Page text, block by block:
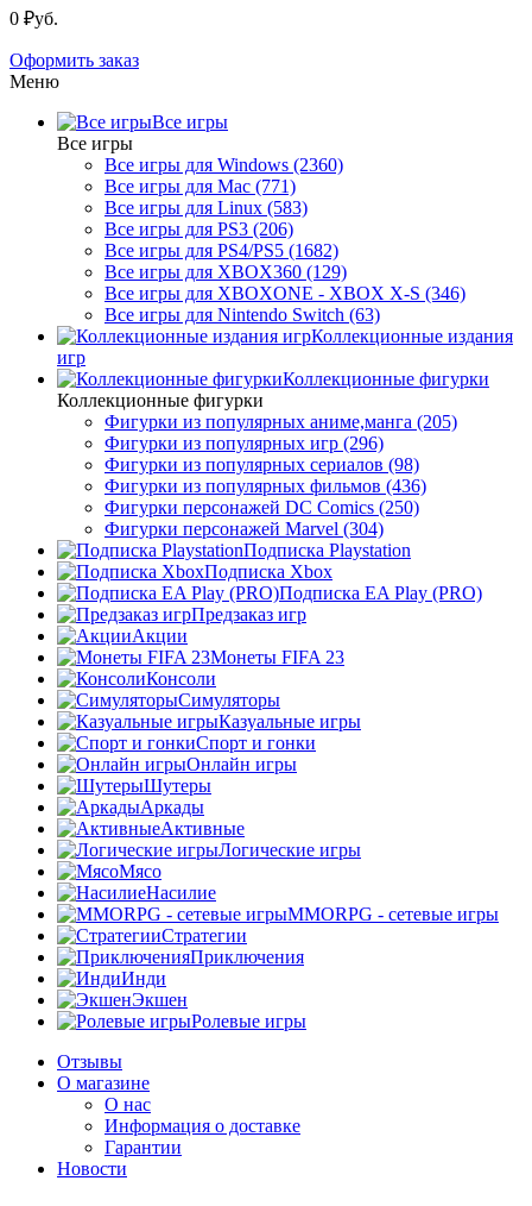
0 ₽уб.
Оформить заказ
Меню
Все игры
Все игры
Все игры для Windows (2360)
Все игры для Mac (771)
Все игры для Linux (583)
Все игры для PS3 (206)
Все игры для PS4/PS5 (1682)
Все игры для XBOX360 (129)
Все игры для XBOXONE - XBOX X-S (346)
Все игры для Nintendo Switch (63)
Коллекционные издания
игр
Коллекционные фигурки
Коллекционные фигурки
Фигурки из популярных аниме,манга (205)
Фигурки из популярных игр (296)
Фигурки из популярных сериалов (98)
Фигурки из популярных фильмов (436)
Фигурки персонажей DC Comics (250)
Фигурки персонажей Marvel (304)
Подписка Playstation
Подписка Xbox
Подписка EA Play (PRO)
Предзаказ игр
Акции
Монеты FIFA 23
Консоли
Симуляторы
Казуальные игры
Спорт и гонки
Онлайн игры
Шутеры
Аркады
Активные
Логические игры
Мясо
Насилие
MMORPG - сетевые игры
Стратегии
Приключения
Инди
Экшен
Ролевые игры
Отзывы
О магазине
О нас
Информация о доставке
Гарантии
Новости